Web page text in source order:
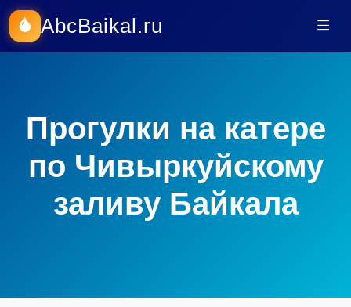
AbcBaikal.ru
Прогулки на катере
по Чивыркуйскому
заливу Байкала